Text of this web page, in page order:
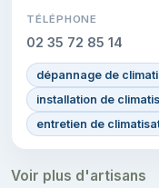
TÉLÉPHONE
02 35 72 85 14
dépannage de
installation de
entretien de
Voir plus d'artisans